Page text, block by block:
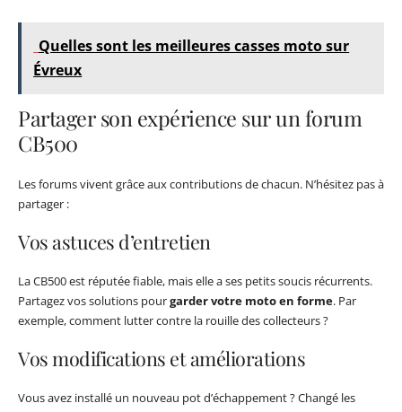
Quelles sont les meilleures casses moto sur
Évreux
Partager son expérience sur un forum
CB500
Les forums vivent grâce aux contributions de chacun. N’hésitez pas à
partager :
Vos astuces d’entretien
La CB500 est réputée fiable, mais elle a ses petits soucis récurrents.
Partagez vos solutions pourgarder votre moto en forme. Par
exemple, comment lutter contre la rouille des collecteurs ?
Vos modifications et améliorations
Vous avez installé un nouveau pot d’échappement ? Changé les